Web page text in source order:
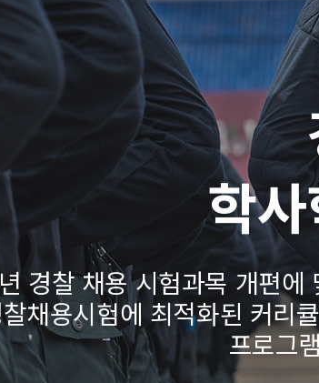
학
경찰 채용 시험과목 개편에
채용시험에 최적화된 커리
프로그